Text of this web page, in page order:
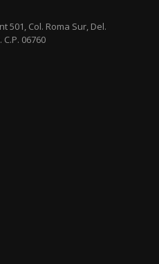
501, Col. Roma Sur, Del.
06760​